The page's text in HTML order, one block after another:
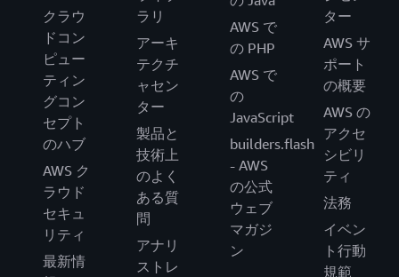
クラウ
ドコン
ピュー
ティン
グコン
セプト
のハブ
AWS ク
ラウド
セキュ
リティ
最新情
ラリ
アーキ
テクチ
ャセン
ター
製品と
技術上
のよく
ある質
問
アナリ
ストレ
AWS で
の PHP
AWS で
の
JavaScript
builders.flash
- AWS
の公式
ウェブ
マガジ
ン
ター
AWS サ
ポート
の概要
AWS の
アクセ
シビリ
ティ
法務
イベン
ト行動
規範